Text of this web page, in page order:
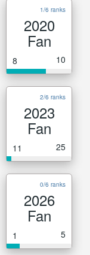
1/6 ranks
2020
Fan
8 10
2/6 ranks
2023
Fan
11 25
0/6 ranks
2026
Fan
1 5